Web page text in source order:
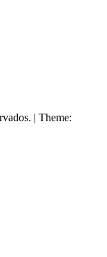
| Theme: